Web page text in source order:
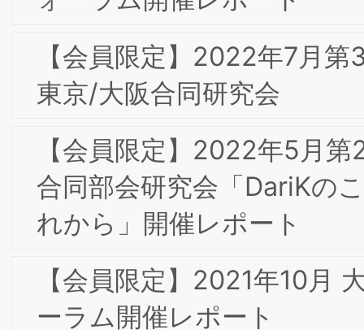
で何が変わるのか？～」
【会員限定】2019年7⽉ 第14回東京フォ
ーラム 「“交差集積”の時代における我が
国ジャパンブランドに求められている
の」
2019年7月 第14回東京フォーラム
2019年 新年のご挨拶
経済人倶楽部カイザーオープンセミナー
は盛況のうちに終了いたしました